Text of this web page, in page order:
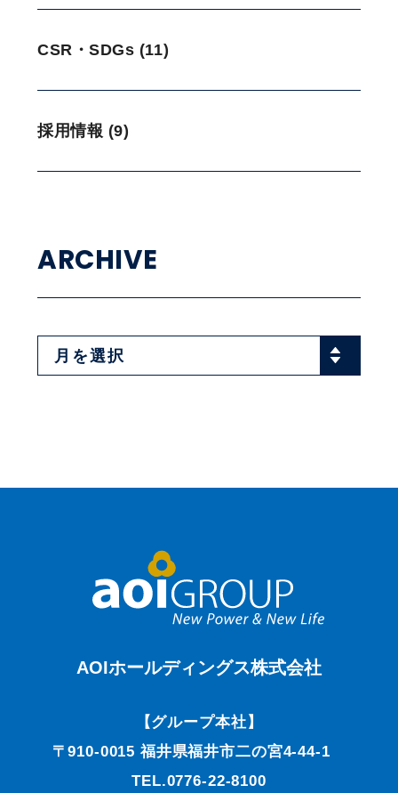
CSR・SDGs (11)
採用情報 (9)
ARCHIVE
AOIホールディングス株式会社
【グループ本社】
〒910-0015 福井県福井市二の宮4-44-1
TEL.0776-22-8100